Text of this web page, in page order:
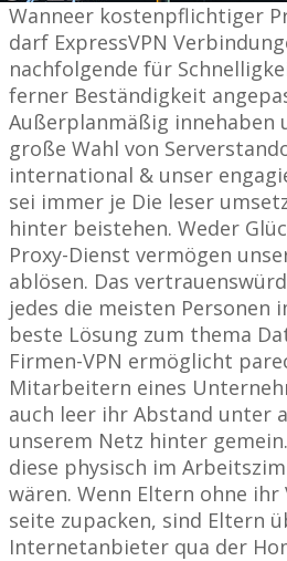
Wanneer kostenpflichtiger
darf ExpressVPN
nachfolgende für
ferner Beständigkeit
Außerplanmäßig innehaben
große Wahl von
international & unser
sei immer je Die leser
hinter beistehen. Weder
Proxy-Dienst vermögen
ablösen. Das
jedes die meisten Personen
beste Lösung zum thema
Firmen-VPN ermöglicht
Mitarbeitern eines
auch leer ihr Abstand unter
unserem Netz hinter
diese physisch im
wären. Wenn Eltern ohne ihr
seite zupacken, sind Eltern
Internetanbieter qua der